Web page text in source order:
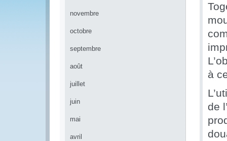
novembre
octobre
septembre
août
juillet
juin
mai
avril
à
de